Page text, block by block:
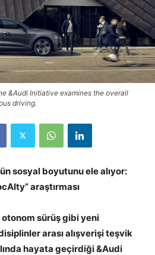
&Audi Initiative examines the overall
driving.
sosyal boyutunu ele alıyor:
araştırması
sürüş gibi yeni
arası alışverişi teşvik
hayata geçirdiği&Audi